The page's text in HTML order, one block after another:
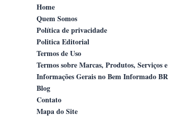
Home
Quem Somos
Política de privacidade
Politica Editorial
Termos de Uso
Termos sobre Marcas, Produtos, Serviços e
Informações Gerais no Bem Informado BR
Blog
Contato
Mapa do Site